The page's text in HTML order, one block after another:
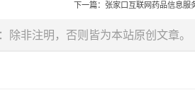
下一篇：张家口互联网药品信息服
除非注明，否则皆为本站原创文章。